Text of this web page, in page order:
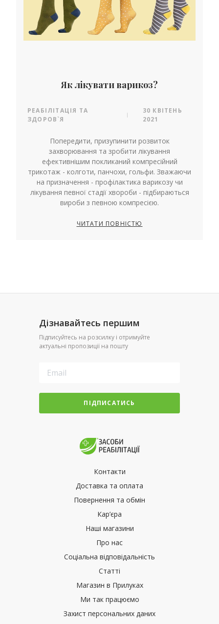
Як лікувати варикоз?
РЕАБІЛІТАЦІЯ ТА
ЗДОРОВ`Я
30 КВІТЕНЬ
2021
Попередити, призупинити розвиток
захворювання та зробити лікування
ефективнішим покликаний компресійний
трикотаж - колготи, панчохи, гольфи. Зважаючи
на призначення - профілактика варикозу чи
лікування певної стадії хвороби - підбираються
вироби з певною компресією.
ЧИТАТИ ПОВНІСТЮ
Дізнавайтесь першим
Підписуйтесь на розсилку і отримуйте
актуальні пропозиції на пошту
ПІДПИСАТИСЬ
Контакти
Доставка та оплата
Повернення та обмін
Кар’єра
Наші магазини
Про нас
Соціальна відповідальність
Статті
Магазин в Прилуках
Ми так працюємо
Захист персональних даних